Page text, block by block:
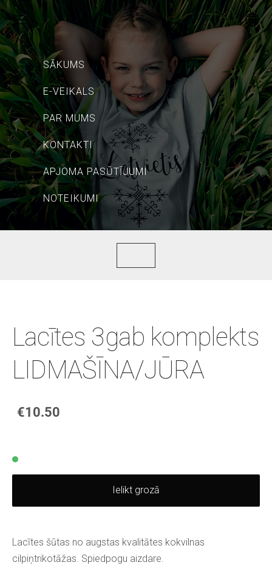
SĀKUMS
E-VEIKALS
PAR MUMS
KONTAKTI
APJOMA PASŪTĪJUMI
NOTEIKUMI
Lacītes 3gab komplekts
LIDMAŠĪNA/JŪRA
€10.50
Ielikt grozā
Lacītes šūtas no augstas kvalitātes kokvilnas
cilpiņtrikotāžas. Spiedpogu aizdare.